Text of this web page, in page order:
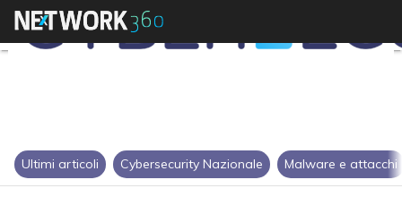
Ultimi articoli Cybersecurity Nazionale Malware e attacchi